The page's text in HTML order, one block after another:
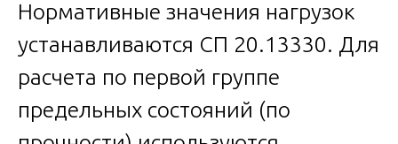
Нормативные значения нагрузок
устанавливаются СП 20.13330. Для
расчета по первой группе
предельных состояний (по